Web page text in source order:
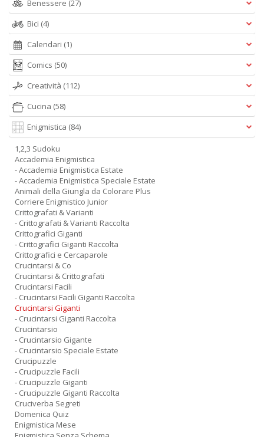
Benessere (27)
Bici (4)
Calendari (1)
Comics (50)
Creatività (112)
Cucina (58)
Enigmistica (84)
1,2,3 Sudoku
Accademia Enigmistica
- Accademia Enigmistica Estate
- Accademia Enigmistica Speciale Estate
Animali della Giungla da Colorare Plus
Corriere Enigmistico Junior
Crittografati & Varianti
- Crittografati & Varianti Raccolta
Crittografici Giganti
- Crittografici Giganti Raccolta
Crittografici e Cercaparole
Crucintarsi & Co
Crucintarsi & Crittografati
Crucintarsi Facili
- Crucintarsi Facili Giganti Raccolta
Crucintarsi Giganti
- Crucintarsi Giganti Raccolta
Crucintarsio
- Crucintarsio Gigante
- Crucintarsio Speciale Estate
Crucipuzzle
- Crucipuzzle Facili
- Crucipuzzle Giganti
- Crucipuzzle Giganti Raccolta
Cruciverba Segreti
Domenica Quiz
Enigmistica Mese